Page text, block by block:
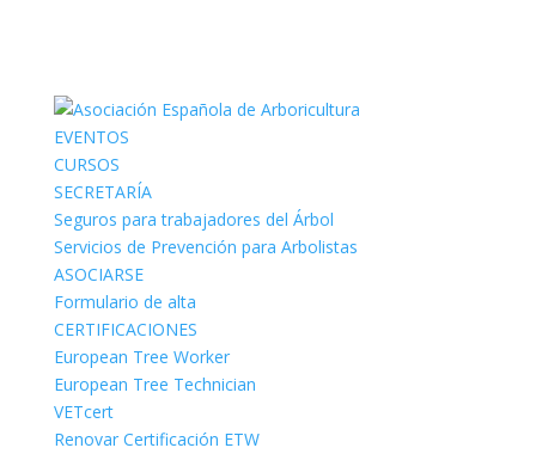
EVENTOS
CURSOS
SECRETARÍA
Seguros para trabajadores del Árbol
Servicios de Prevención para Arbolistas
ASOCIARSE
Formulario de alta
CERTIFICACIONES
European Tree Worker
European Tree Technician
VETcert
Renovar Certificación ETW